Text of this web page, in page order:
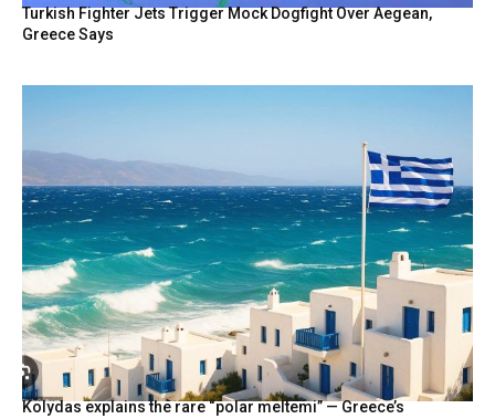
Turkish Fighter Jets Trigger Mock Dogfight Over Aegean,
Greece Says
Kolydas explains the rare “polar meltemi” — Greece’s